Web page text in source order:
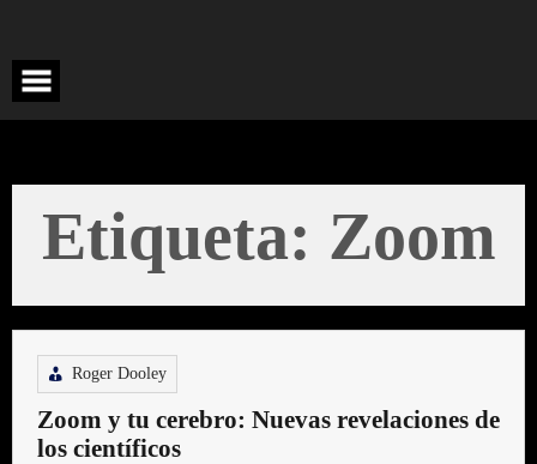
Etiqueta: Zoom
Roger Dooley
Zoom y tu cerebro: Nuevas revelaciones de
los científicos